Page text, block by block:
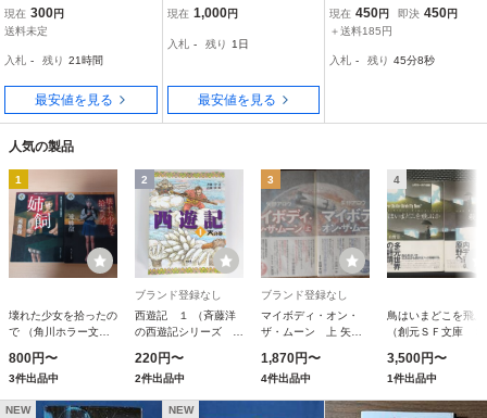
て 河野景子 世界文化社
現在 300円
送料未定
入札 - 残り 21時間
最安値を見る
ぶのか？ データで読み解
式会社インテージ
現在 1,000円
入札 - 残り 1日
最安値を見る
だらけ』平凡社★日本SF
史、山中峯太郎、押川春
「科学世界」、薄井秀
現在 450円 即決 450円
＋送料185円
入札 - 残り 45分6秒
人気の製品
1
壊れた少女を拾ったの
で （角川ホラー文
遠藤徹／〔著〕
800円〜
3件出品中
2
ブランド登録なし
西遊記 １ （斉藤洋
の西遊記シリーズ
作〕 斉藤洋／文 広
瀬弦／絵
220円〜
2件出品中
3
ブランド登録なし
マイボディ・オン・
ザ・ムーン 上 矢野
1,870円〜
4件出品中
4
鳥はいまどこを飛ぶ
（創元ＳＦ文庫 Ｓ
作選 １） 山野浩一
／著
3,500円〜
1件出品中
NEW NEW